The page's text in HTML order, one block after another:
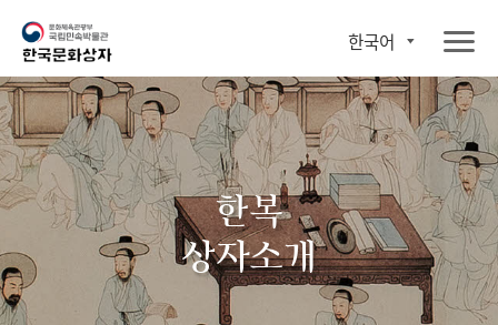
한국어
한복
상자소개